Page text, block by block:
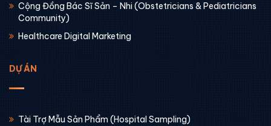
Cộng Đồng Bác Sĩ Sản – Nhi (Obstetricians & Pediatricians
Community)
Healthcare Digital Marketing
DỰ ÁN
Tài Trợ Mẫu Sản Phẩm (Hospital Sampling)